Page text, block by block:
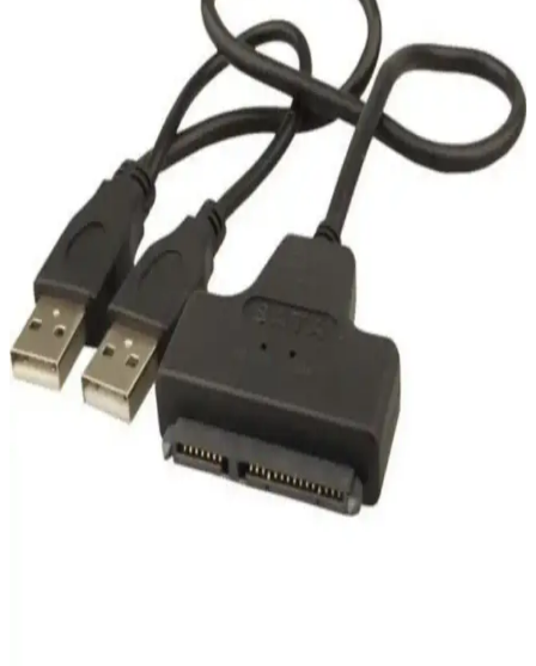
Çin üretimi STM32 kartlarda USB Type-C CC pinlerine 5.1K
direnç eklenmesi, Type-C Type-C kablo uyumluluğunu sağlar. Bu
modifikasyon hassas lehimleme gerektirir ve cihazın güç profilini
doğru algılamasına yardımcı olur.
USBpwrME Adaptörü: Laboratuvarlarda USB Güç
Kaynakları İçin Evrensel ve Güvenli Çözüm
USBpwrME, laboratuvarlarda USB güç kaynaklarını evrensel ve
güvenli şekilde kullanmak için tasarlanmış adaptördür. Ters polarite
koruması, şarj müzakeresi ve 3-20V arası voltaj desteği sunar.
Dahua 4GB Metal USB Bellek U106: Dayanıklı ve
Yüksek Performanslı Veri Depolama Çözümü
Dahua 4GB Metal USB Bellek U106, yüksek hız ve dayanıklılık
sunan, çok platform uyumlu kompakt veri depolama cihazıdır,
günlük kullanım ve veri yedekleme için ideal tercihtir.
Maxron 16 GB Metal Gövdeli Flash Bellek:
Dayanıklı ve Şık Veri Depolama Çözümü
Maxron 16 GB USB bellek, dayanıklı metal gövdesi ve estetik